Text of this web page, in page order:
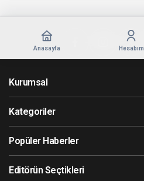
Anasayfa Hesabım
Kurumsal
Kategoriler
Popüler Haberler
Editörün Seçtikleri